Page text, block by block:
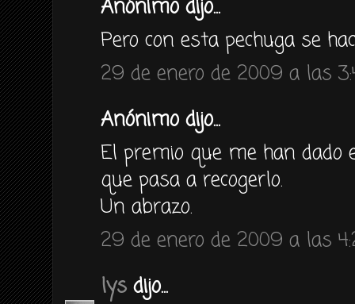
Anónimo dijo...
Pero con esta pechuga se
29 de enero de 2009 a las
Anónimo dijo...
El premio que me han
que pasa a recogerlo.
Un abrazo.
29 de enero de 2009 a las
lys dijo...